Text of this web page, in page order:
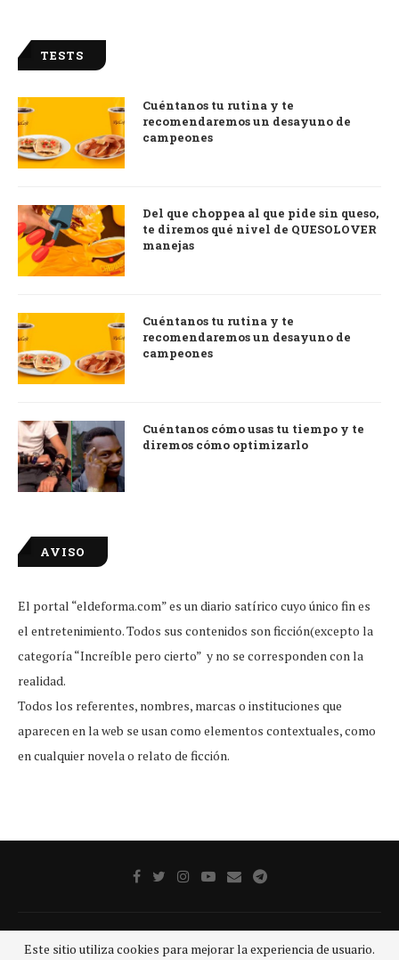
TESTS
Cuéntanos tu rutina y te
recomendaremos un desayuno de
campeones
Del que choppea al que pide sin queso,
te diremos qué nivel de QUESOLOVER
manejas
Cuéntanos tu rutina y te
recomendaremos un desayuno de
campeones
Cuéntanos cómo usas tu tiempo y te
diremos cómo optimizarlo
AVISO
El portal “eldeforma.com” es un diario satírico cuyo único fin es
el entretenimiento. Todos sus contenidos son ficción(excepto la
categoría “Increíble pero cierto” y no se corresponden con la
realidad.
Todos los referentes, nombres, marcas o instituciones que
aparecen en la web se usan como elementos contextuales, como
en cualquier novela o relato de ficción.
Este sitio utiliza cookies para mejorar la experiencia de usuario.